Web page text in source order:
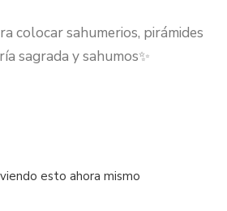
colocar sahumerios, pirámides
sagrada y sahumos✨
esto ahora mismo